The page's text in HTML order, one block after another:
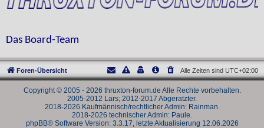
Das Board-Team
Foren-Übersicht Alle Zeiten sind UTC+02:00
Copyright © 2005 - 2026 thruxton-forum.de Alle Rechte vorbehalten.
2005-2012 Lars; 2012-2017 Abgeratzter.
2018-2026 Kaufmännisch/rechtlicher Admin: Rainman.
2018-2026 technischer Admin: Paule.
phpBB® Software Version: 3.3.17, letzte Aktualisierung 12.06.2026